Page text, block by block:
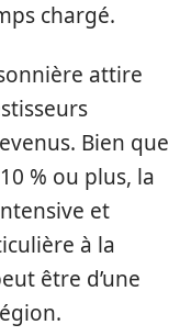
chargé.
attire
Bien que
% ou plus, la
et
à la
être d’une